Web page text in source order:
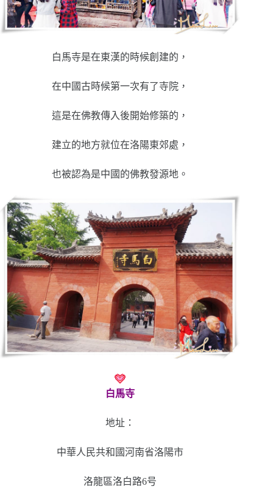
白馬寺是在東漢的時候創建的，
在中國古時候第一次有了寺院，
這是在佛教傳入後開始修築的，
建立的地方就位在洛陽東郊處，
也被認為是中國的佛教發源地。
白馬寺
地址：
中華人民共和國河南省洛陽市
洛龍區洛白路6号